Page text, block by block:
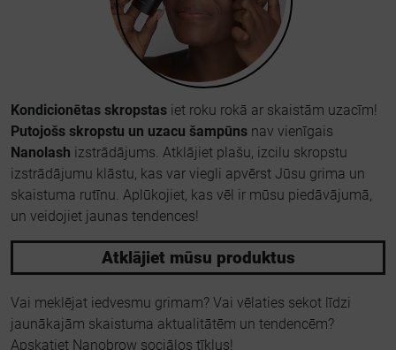
Kondicionētas skropstas iet roku rokā ar skaistām uzacīm!
Putojošs skropstu un uzacu šampūns nav vienīgais
Nanolash izstrādājums. Atklājiet plašu, izcilu skropstu
izstrādājumu klāstu, kas var viegli apvērst Jūsu grima un
skaistuma rutīnu. Aplūkojiet, kas vēl ir mūsu piedāvājumā,
un veidojiet jaunas tendences!
Atklājiet mūsu produktus
Vai meklējat iedvesmu grimam? Vai vēlaties sekot līdzi
jaunākajām skaistuma aktualitātēm un tendencēm?
Apskatiet Nanobrow sociālos tīklus!